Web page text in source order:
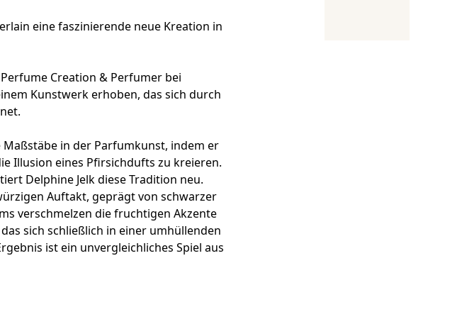
eine faszinierende neue Kreation in
Creation & Perfumer bei
Kunstwerk erhoben, das sich durch
in der Parfumkunst, indem er
Illusion eines Pfirsichdufts zu kreieren.
Delphine Jelk diese Tradition neu.
Auftakt, geprägt von schwarzer
verschmelzen die fruchtigen Akzente
sich schließlich in einer umhüllenden
ist ein unvergleichliches Spiel aus